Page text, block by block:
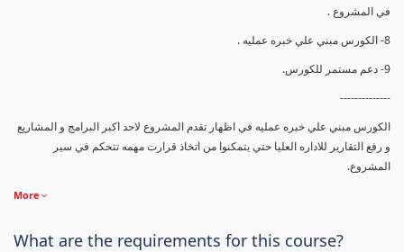
في المشروع .
8- الكورس مبني علي خبره عمليه .
9- دعم مستمر للكورس.
--------------
الكورس مبني علي خبره عمليه في اظهار تقدم المشروع لاحد اكبر البرامج و المشاريع
و رفع التقارير للاداره العليا حتي يتمكنوا من اتخاذ قرارت مهمه تتحكم في سير
المشروع.
More
What are the requirements for this course?